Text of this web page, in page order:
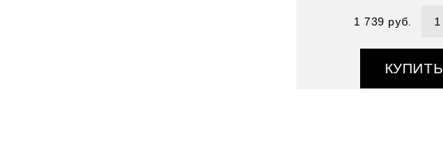
1 739 руб.
КУПИТЬ